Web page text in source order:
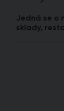
Jedná se o
sklady,